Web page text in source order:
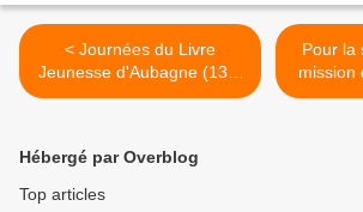
< Journées du Livre
Jeunesse d'Aubagne (13) :
participation de l'Institut
Pour la
mission
Hébergé par Overblog
Top articles